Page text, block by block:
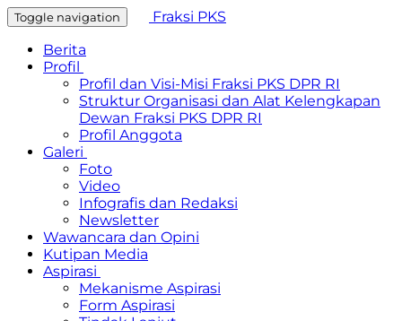
Toggle navigation
Fraksi PKS
Berita
Profil
Profil dan Visi-Misi Fraksi PKS DPR RI
Struktur Organisasi dan Alat Kelengkapan
Dewan Fraksi PKS DPR RI
Profil Anggota
Galeri
Foto
Video
Infografis dan Redaksi
Newsletter
Wawancara dan Opini
Kutipan Media
Aspirasi
Mekanisme Aspirasi
Form Aspirasi